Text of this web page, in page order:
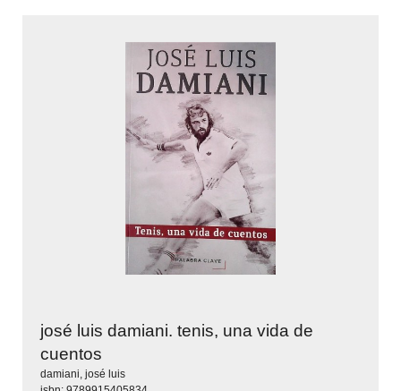
josé luis damiani. tenis, una vida de
cuentos
damiani, josé luis